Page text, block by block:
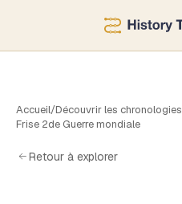
Accueil/Découvrir les chronologies
Frise 2de Guerre mondiale
Retour à explorer